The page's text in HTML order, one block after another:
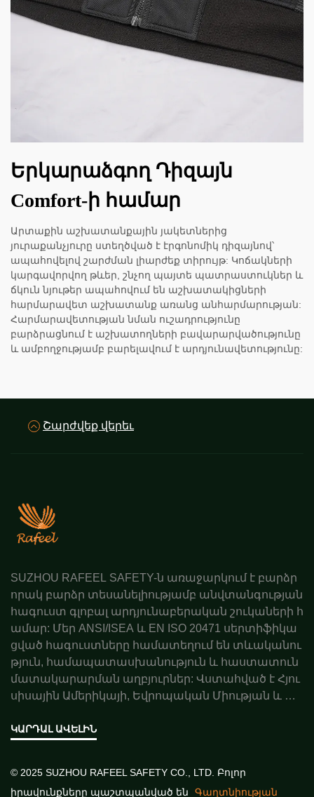
Երկարաձգող Դիզայն
Comfort-ի համար
Արտաքին աշխատանքային յակետներից
յուրաքանչյուրը ստեղծված է էրգոնոմիկ դիզայնով՝
ապահովելով շարժման լիարժեք տիրույթ: Կոճակների
կարգավորվող թևեր, շնչող պայտե պատրաստուկներ և
ճկուն նյութեր ապահովում են աշխատակիցների
հարմարավետ աշխատանք առանց անհարմարության:
Հարմարավետության նման ուշադրությունը
բարձրացնում է աշխատողների բավարարվածությունը
և ամբողջությամբ բարելավում է արդյունավետությունը:
Շարժվեք վերեւ
SUZHOU RAFEEL SAFETY-ն առաջարկում է բարձր
որակ բարձր տեսանելիությամբ անվտանգության
հագուստ գլոբալ արդյունաբերական շուկաների հ
ամար: Մեր ANSI/ISEA և EN ISO 20471 սերտիֆիկա
ցված հագուստները համատեղում են տևականու
թյուն, համապատասխանություն և հաստատուն
մատակարարման աղբյուրներ: Վստահված է Հյու
սիսային Ամերիկայի, Եվրոպական Միության և Ավ
ռաջարկ այսօր:
ԿԱՐԴԱԼ ԱՎԵԼԻՆ
© 2025 SUZHOU RAFEEL SAFETY CO., LTD. Բոլոր
իրավունքները պաշտպանված են
Գաղտնիության